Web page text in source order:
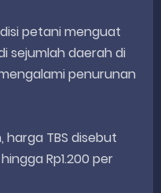
petani menguat
sejumlah daerah di
penurunan
harga TBS disebut
Rp1.200 per